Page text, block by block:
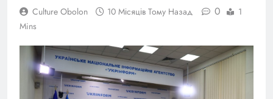
Culture Obolon 10 Місяців Тому Назад 0
1
Mins